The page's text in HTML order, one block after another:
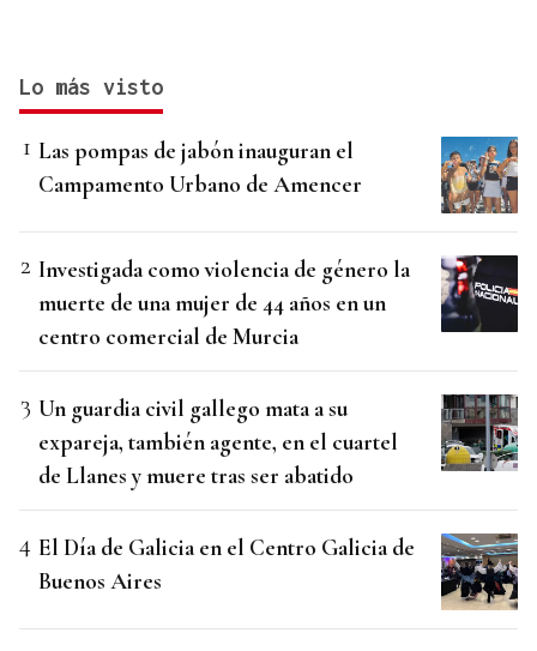
Lo más visto
Las pompas de jabón inauguran el
Campamento Urbano de Amencer
Investigada como violencia de género la
muerte de una mujer de 44 años en un
centro comercial de Murcia
Un guardia civil gallego mata a su
expareja, también agente, en el cuartel
de Llanes y muere tras ser abatido
El Día de Galicia en el Centro Galicia de
Buenos Aires